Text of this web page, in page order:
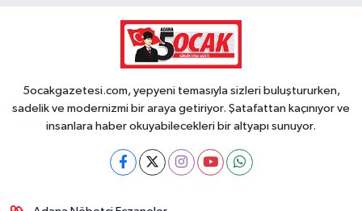
5ocakgazetesi.com, yepyeni temasıyla sizleri buluştururken,
sadelik ve modernizmi bir araya getiriyor. Şatafattan kaçınıyor ve
insanlara haber okuyabilecekleri bir altyapı sunuyor.